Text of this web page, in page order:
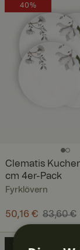
40%
Clematis
cm 4er-Pack
Fyrklövern
Aktueller Preis:
50,16 €
83,60 €
50,16 € 83,60 €